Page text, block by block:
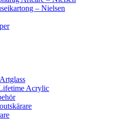
– Nielsen
Acrylic